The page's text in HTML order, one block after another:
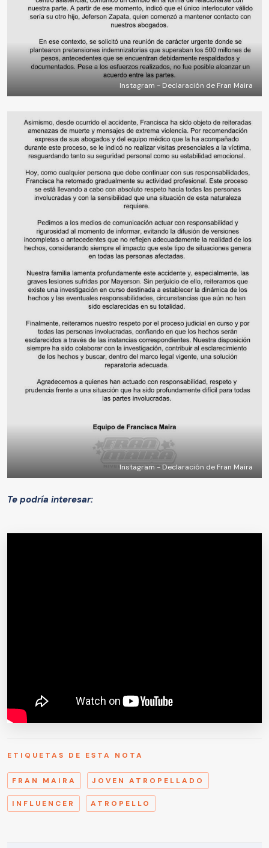
Instagram - Declaración de Fran Maira
Instagram - Declaración de Fran Maira
Te podría interesar:
ETIQUETAS DE ESTA NOTA
FRAN MAIRA JOVEN ATROPELLADO
INFLUENCER ATROPELLO